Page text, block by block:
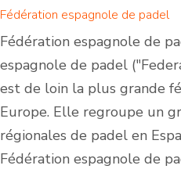
Fédération espagnole de padel
Fédération espagnole de
espagnole de padel
est de loin la plus grande
Europe. Elle regroupe un
régionales de padel en
Fédération espagnole de